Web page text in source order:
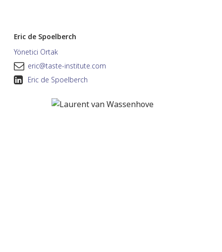
Eric de Spoelberch
Yönetici Ortak
eric@taste-institute.com
Eric de Spoelberch